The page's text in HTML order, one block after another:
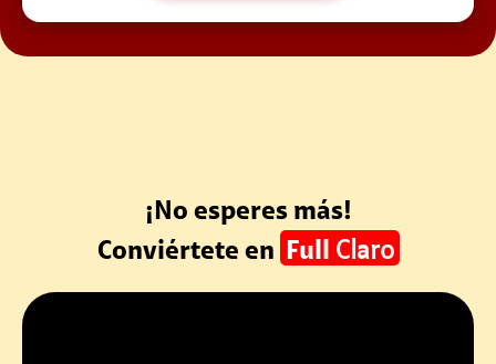
¡No esperes más!
Conviértete en
Full Claro